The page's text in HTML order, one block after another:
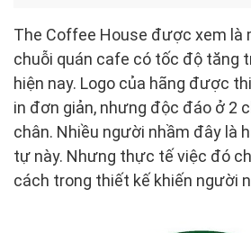
The Coffee House được xem là
chuỗi quán cafe có tốc độ tăng
hiện nay. Logo của hãng được
in đơn giản, nhưng độc đáo ở 2
chân. Nhiều người nhầm đây là
tự này. Nhưng thực tế việc đó
cách trong thiết kế khiến người